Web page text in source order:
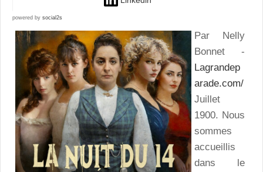
powered by social2s
Par Nelly
Bonnet -
Lagrandep
arade.com/
Juillet
1900. Nous
sommes
accueillis
dans le